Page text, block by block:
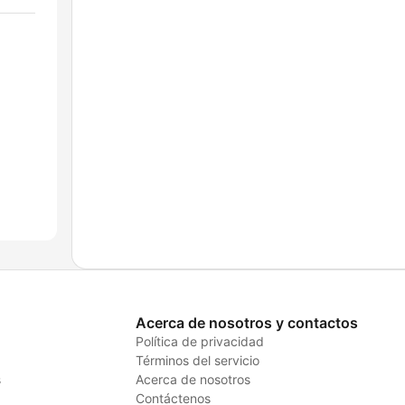
Acerca de nosotros y contactos
Política de privacidad
Términos del servicio
Acerca de nosotros
Contáctenos